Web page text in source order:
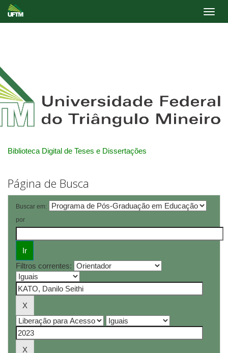
Biblioteca Digital de Teses e Dissertações
Página de Busca
Buscar em:
por
Filtros correntes: